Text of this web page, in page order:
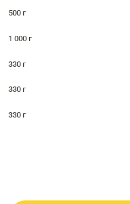
500 г
1 000 г
330 г
330 г
330 г